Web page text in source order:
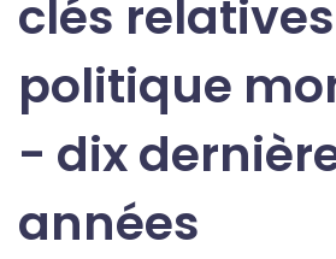
clés
politique
- dix
années